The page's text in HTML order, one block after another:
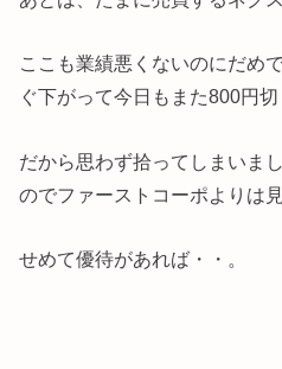
ここも業績悪くないのにだめ
ぐ下がって今日もまた800円切
だから思わず拾ってしまいま
のでファーストコーポよりは
せめて優待があれば・・。